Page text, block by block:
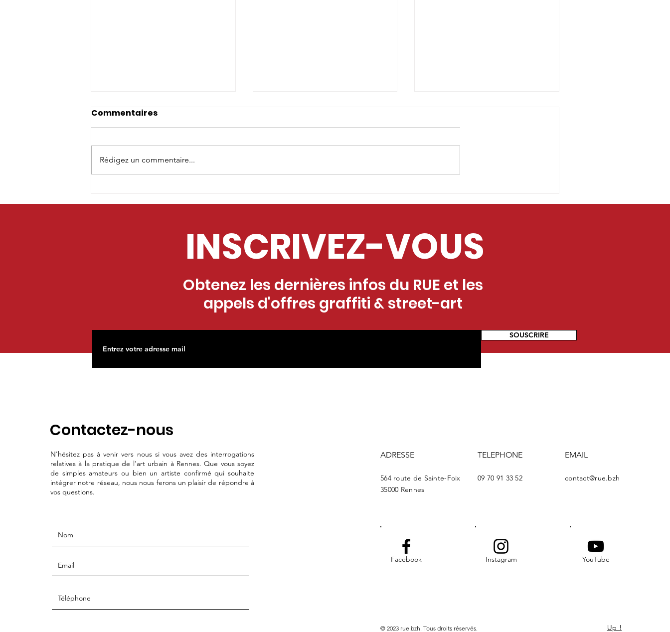
Styles An Arvor #2
- Marcoussis (91)
- Malansac (56)
Commentaires
Rédigez un commentaire...
INSCRIVEZ-VOUS
Obtenez les dernières infos du RUE et les
appels d'offres graffiti & street-art
SOUSCRIRE
Contactez-nous
N'hésitez pas à venir vers nous si vous avez des interrogations
relatives à la pratique de l'art urbain à Rennes. Que vous soyez
de simples amateurs ou bien un artiste confirmé qui souhaite
intégrer notre réseau, nous nous ferons un plaisir de répondre à
vos questions.
ADRESSE
564 route de Sainte-Foix
35000 Rennes
TELEPHONE
09 70 91 33 52
EMAIL
contact@rue.bzh
Facebook Instagram YouTube
© 2023 rue.bzh. Tous droits réservés. Up !